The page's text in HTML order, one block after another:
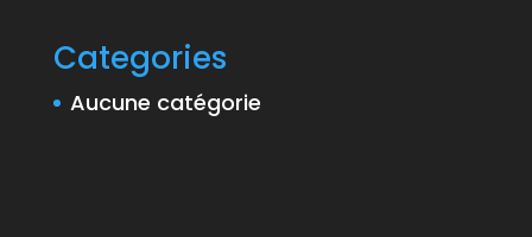
Categories
Aucune catégorie